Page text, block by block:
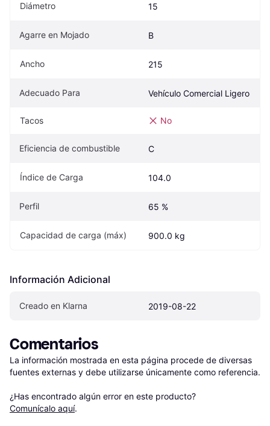
Diámetro 15
Agarre en Mojado B
Ancho 215
Adecuado Para Vehículo Comercial Ligero
Tacos No
Eficiencia de combustible C
Índice de Carga 104.0
Perfil 65 %
Capacidad de carga (máx) 900.0 kg
Información Adicional
Creado en Klarna 2019-08-22
Comentarios
La información mostrada en esta página procede de diversas
fuentes externas y debe utilizarse únicamente como referencia.
¿Has encontrado algún error en este producto?
Comunícalo aquí.